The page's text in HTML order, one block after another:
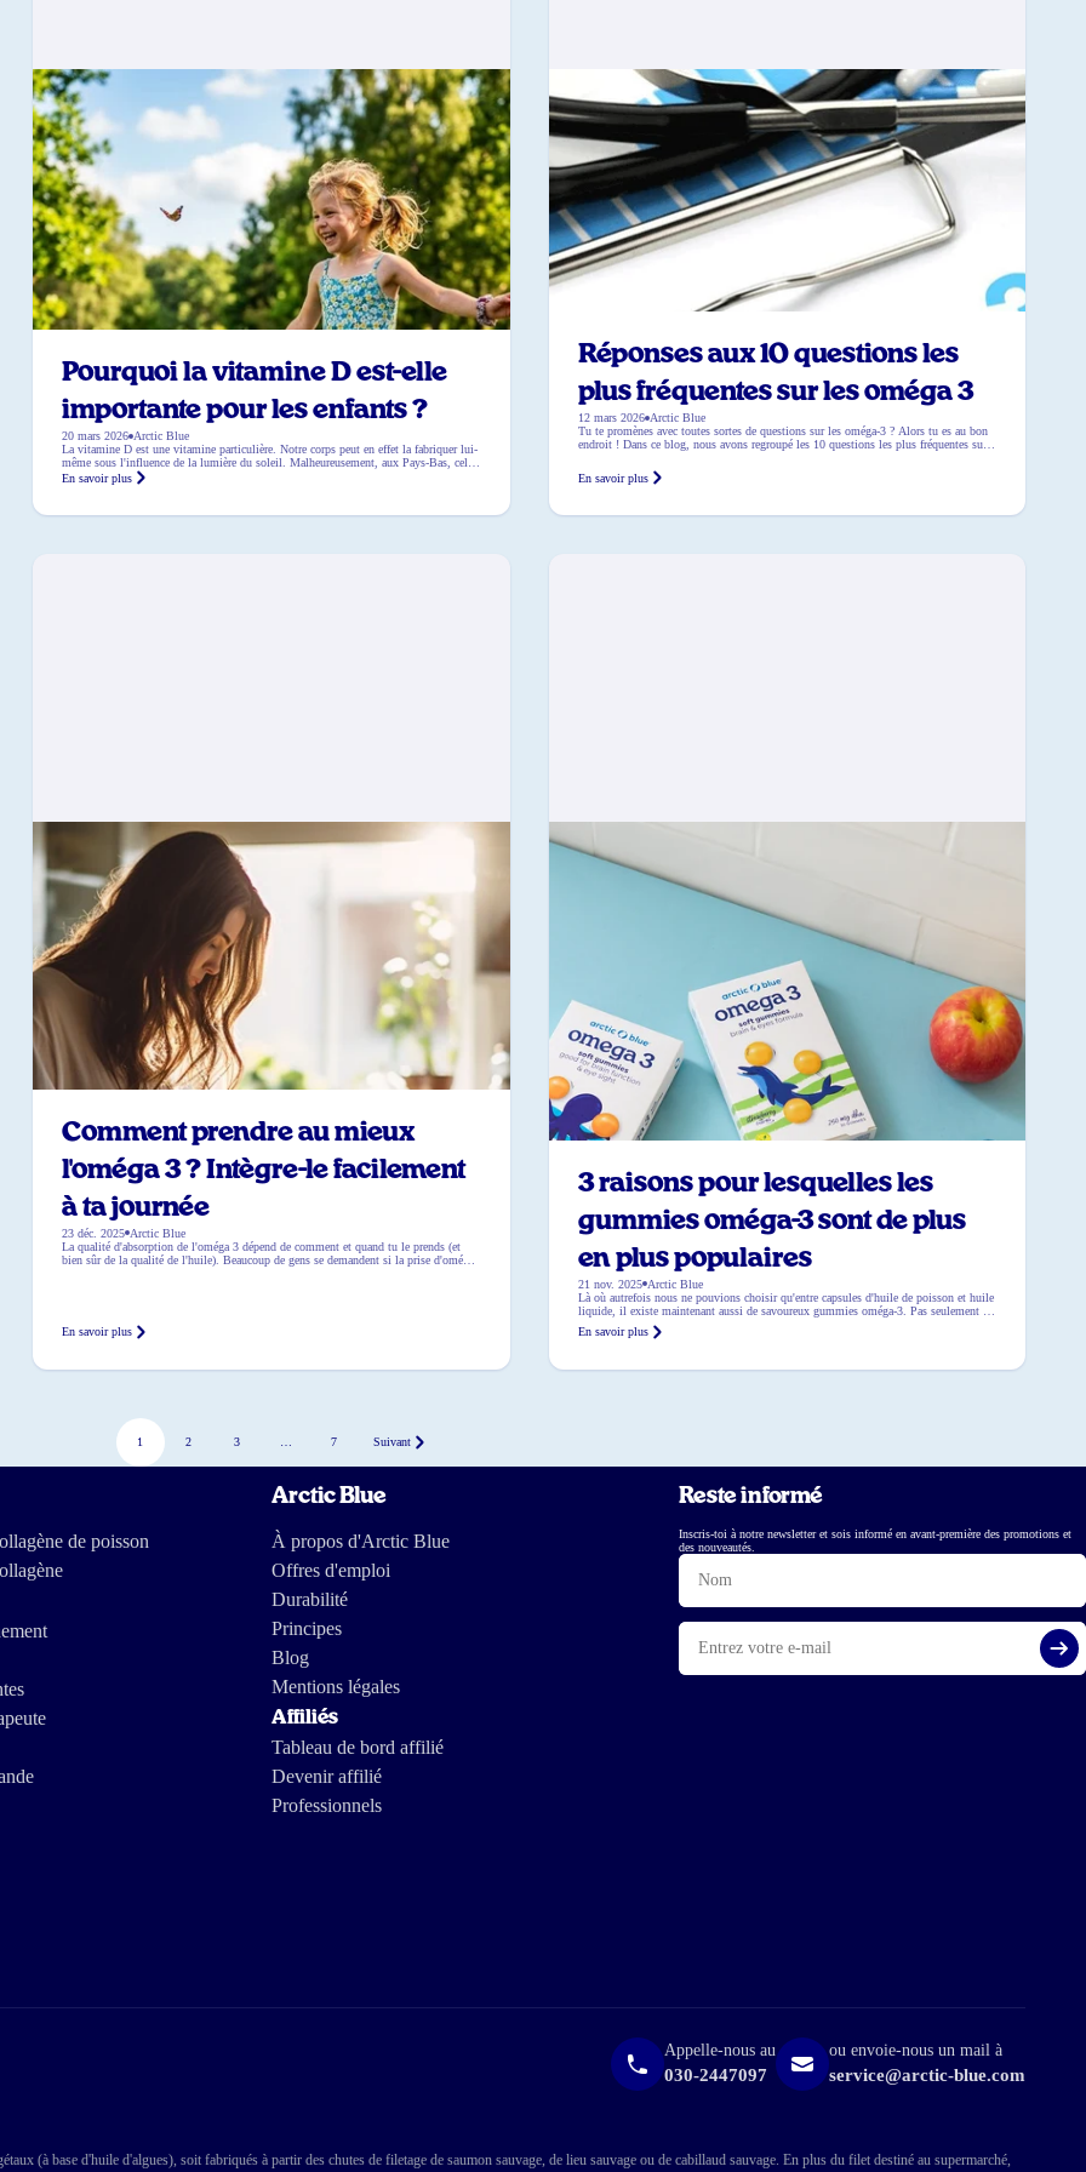
Pourquoi la vitamine D est-elle
importante pour les enfants ?
20 mars 2026 Arctic Blue
La vitamine D est une vitamine particulière. Notre corps peut en effet la fabriquer lui-
même sous l'influence de la lumière du soleil. Malheureusement, aux Pays-Bas, cela
ne va pas de soi pendant une grande partie de l'année. Le soleil brille moins, surtout
en automne et en hiver. Pour les enfants, la vitamine D est d'autant plus importante,
En savoir plus
Réponses aux 10 questions les
plus fréquentes sur les oméga 3
12 mars 2026 Arctic Blue
Tu te promènes avec toutes sortes de questions sur les oméga-3 ? Alors tu es au bon
endroit ! Dans ce blog, nous avons regroupé les 10 questions les plus fréquentes sur
trouver la réponse à cette question qui te trotte dans la tête depuis un moment.
Questions les plus fréquentes sur les oméga […]
En savoir plus
Comment prendre au mieux
l'oméga 3 ? Intègre-le facilement
à ta journée
23 déc. 2025 Arctic Blue
La qualité d'absorption de l'oméga 3 dépend de comment et quand tu le prends (et
bien sûr de la qualité de l'huile). Beaucoup de gens se demandent si la prise d'oméga
En savoir plus
3 raisons pour lesquelles les
gummies oméga-3 sont de plus
en plus populaires
21 nov. 2025 Arctic Blue
Là où autrefois nous ne pouvions choisir qu'entre capsules d'huile de poisson et huile
liquide, il existe maintenant aussi de savoureux gummies oméga-3. Pas seulement les
enfants, mais aussi les adultes passent des compléments traditionnels aux gummies.
Mais pourquoi au juste ? Dans ce blog, nous partageons les 3 plus grandes raisons
En savoir plus
1 2 3 7 Suivant
de poisson
Arctic Blue
À propos d'Arctic Blue
Offres d'emploi
Durabilité
Principes
Blog
Mentions légales
Affiliés
Tableau de bord affilié
Devenir affilié
Professionnels
Reste informé
Inscris-toi à notre newsletter et sois informé en avant-première des promotions et
des nouveautés.
Nom
E-
mail
Appelle-nous au
030-2447097
ou envoie-nous un mail à
service@arctic-blue.com
(à base d'huile d'algues), soit fabriqués à partir des chutes de filetage de saumon sauvage, de lieu sauvage ou de cabillaud sauvage. En plus du filet destiné au supermarché,